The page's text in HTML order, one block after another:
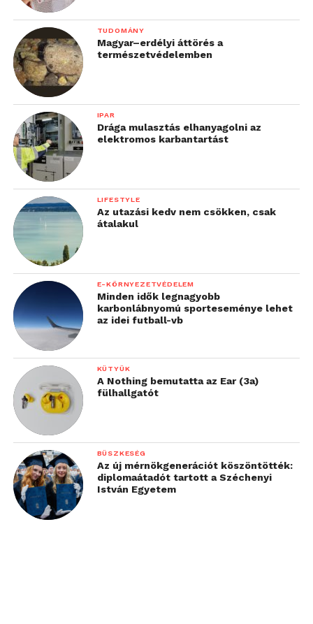
TUDOMÁNY
Magyar–erdélyi áttörés a
természetvédelemben
IPAR
Drága mulasztás elhanyagolni az
elektromos karbantartást
LIFESTYLE
Az utazási kedv nem csökken, csak
átalakul
E-KÖRNYEZETVÉDELEM
Minden idők legnagyobb
karbonlábnyomú sporteseménye lehet
az idei futball-vb
KÜTYÜK
A Nothing bemutatta az Ear (3a)
fülhallgatót
BÜSZKESÉG
Az új mérnökgenerációt köszöntötték:
diplomaátadót tartott a Széchenyi
István Egyetem